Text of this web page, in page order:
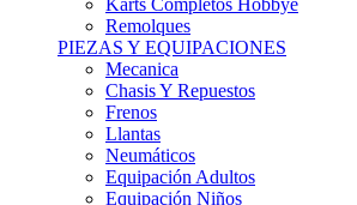
PIEZAS Y EQUIPACIONES
Mecanica
Chasis Y Repuestos
Frenos
Llantas
Neumáticos
Equipación Adultos
Equipación Niños
Resto De Piezas